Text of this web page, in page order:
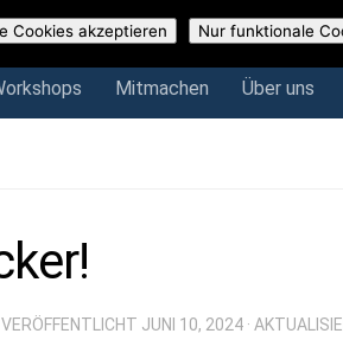
Mitmachen Über uns
Mitmachen Über uns
VERÖFFENTLICHT JUNI 10, 2024 ·
Cookies akzeptieren Nur funktionale